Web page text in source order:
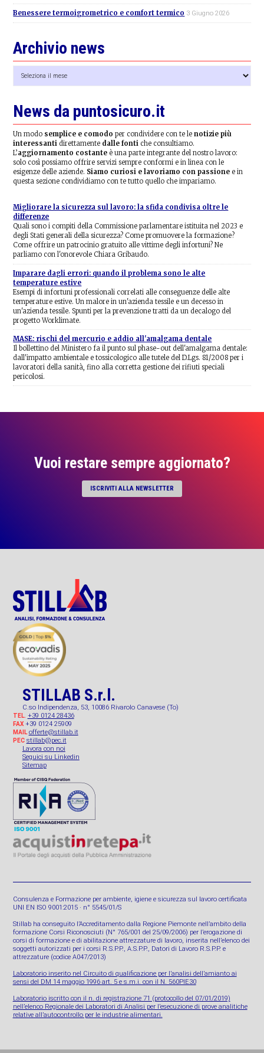
Benessere termoigrometrico e comfort termico 3 Giugno 2026
Archivio news
news
News da puntosicuro.it
Un modo semplice e comodo per condividere con te lenotizie più
interessanti direttamente dalle fonti che consultiamo.
L’aggiornamento costante è una parte integrante del nostro lavoro:
solo così possiamo offrire servizi sempre conformi e in linea con le
esigenze delle aziende. Siamo curiosi e lavoriamo con passione e in
questa sezione condividiamo con te tutto quello che impariamo.
Migliorare la sicurezza sul lavoro: la sfida condivisa oltre le
differenze
Quali sono i compiti della Commissione parlamentare istituita nel 2023 e
degli Stati generali della sicurezza? Come promuovere la formazione?
Come offrire un patrocinio gratuito alle vittime degli infortuni? Ne
parliamo con l'onorevole Chiara Gribaudo.
Imparare dagli errori: quando il problema sono le alte
temperature estive
Esempi di infortuni professionali correlati alle conseguenze delle alte
temperature estive. Un malore in un'azienda tessile e un decesso in
un'azienda tessile. Spunti per la prevenzione tratti da un decalogo del
progetto Worklimate.
MASE: rischi del mercurio e addio all'amalgama dentale
Il bollettino del Ministero fa il punto sul phase-out dell'amalgama dentale:
dall'impatto ambientale e tossicologico alle tutele del D.Lgs. 81/2008 per i
lavoratori della sanità, fino alla corretta gestione dei rifiuti speciali
pericolosi.
Vuoi restare sempre aggiornato?
ISCRIVITI ALLA NEWSLETTER
STILLAB S.r.l.
C.so Indipendenza, 53, 10086 Rivarolo Canavese (To)
TEL. +39 0124 28436
FAX+39 0124 25909
MAIL offerte@stillab.it
PEC stillab@pec.it
Lavora con noi
Seguici su Linkedin
Sitemap
Consulenza e Formazione per ambiente, igiene e sicurezza sul lavoro certificata
UNI EN ISO 9001:2015 · n° 5545/01/S
Stillab ha conseguito l’Accreditamento dalla Regione Piemonte nell’ambito della
formazione Corsi Riconosciuti (N° 765/001 del 25/09/2006) per l’erogazione di
corsi di formazione e di abilitazione attrezzature di lavoro, inserita nell’elenco dei
soggetti autorizzati per i corsi R.S.P.P., A.S.P.P., Datori di Lavoro R.S.P.P. e
attrezzature (codice A047/2013)
Laboratorio inserito nel Circuito di qualificazione per l’analisi dell’amianto ai
sensi del DM 14 maggio 1996 art. 5 e s.m.i. con il N. 560PIE30
Laboratorio iscritto con il n. di registrazione 71 (protocollo del 07/01/2019)
nell’elenco Regionale dei Laboratori di Analisi per l’esecuzione di prove analitiche
relative all’autocontrollo per le industrie alimentari.